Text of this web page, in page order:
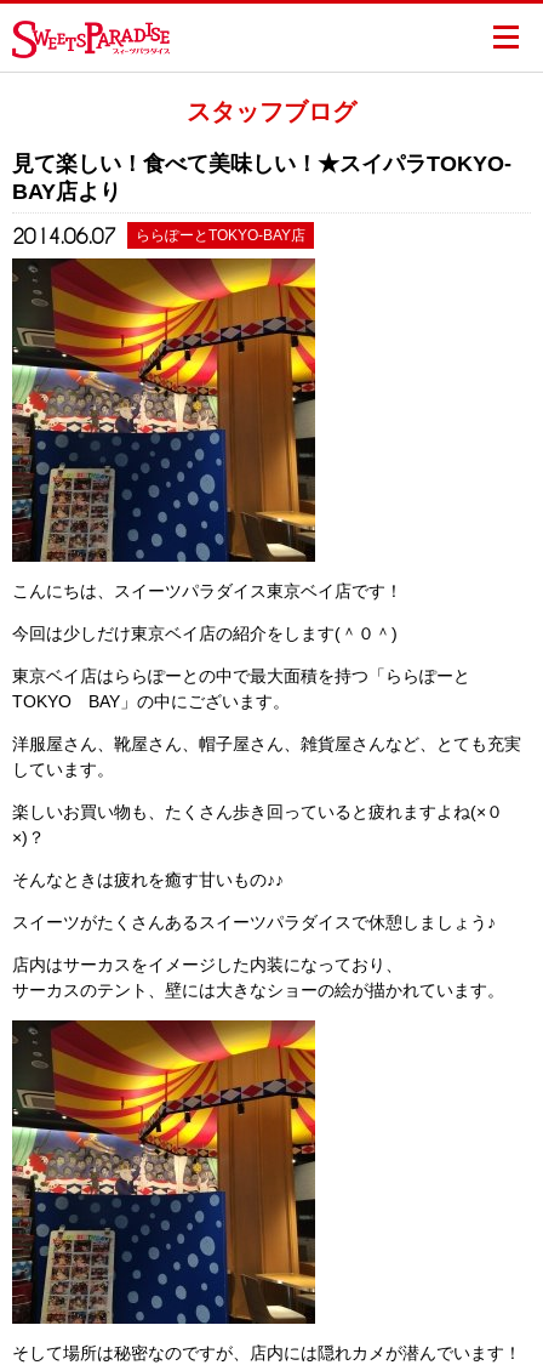
スタッフブログ
見て楽しい！食べて美味しい！★スイパラTOKYO-
BAY店より
2014.06.07 ららぽーとTOKYO-BAY店
こんにちは、スイーツパラダイス東京ベイ店です！
今回は少しだけ東京ベイ店の紹介をします(＾０＾)
東京ベイ店はららぽーとの中で最大面積を持つ「ららぽーと
TOKYO BAY」の中にございます。
洋服屋さん、靴屋さん、帽子屋さん、雑貨屋さんなど、とても充実
しています。
楽しいお買い物も、たくさん歩き回っていると疲れますよね(×０
×)？
そんなときは疲れを癒す甘いもの♪♪
スイーツがたくさんあるスイーツパラダイスで休憩しましょう♪
店内はサーカスをイメージした内装になっており、
サーカスのテント、壁には大きなショーの絵が描かれています。
そして場所は秘密なのですが、店内には隠れカメが潜んでいます！